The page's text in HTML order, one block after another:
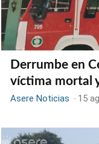
Derrumbe en
víctima mortal
Asere Noticias - 15